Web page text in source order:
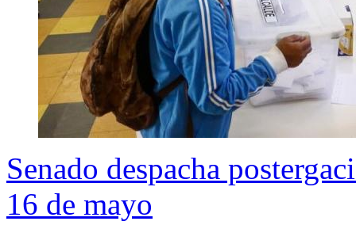
Senado despacha
16 de mayo